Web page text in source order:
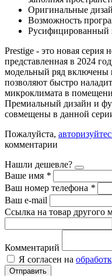
Оригинальные
Возможность
Русифицированный
Prestige - это новая серия
представленная в 2024
модельный ряд включены
позволяют быстро
микроклимата в
Премиальный дизайн и
совмещены в данной
Пожалуйста,
комментарии
Нашли дешевле?
Ваше имя *
Ваш номер телефона *
Ваш e-mail
Ссылка на товар другого
Комментарий
Я согласен на
Отправить